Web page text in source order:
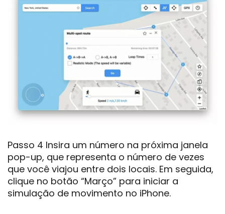
Passo 4 Insira um número na próxima janela
pop-up, que representa o número de vezes
que você viajou entre dois locais. Em seguida,
clique no botão “Março” para iniciar a
simulação de movimento no iPhone.